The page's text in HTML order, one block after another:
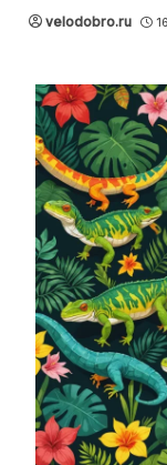
velodobro.ru